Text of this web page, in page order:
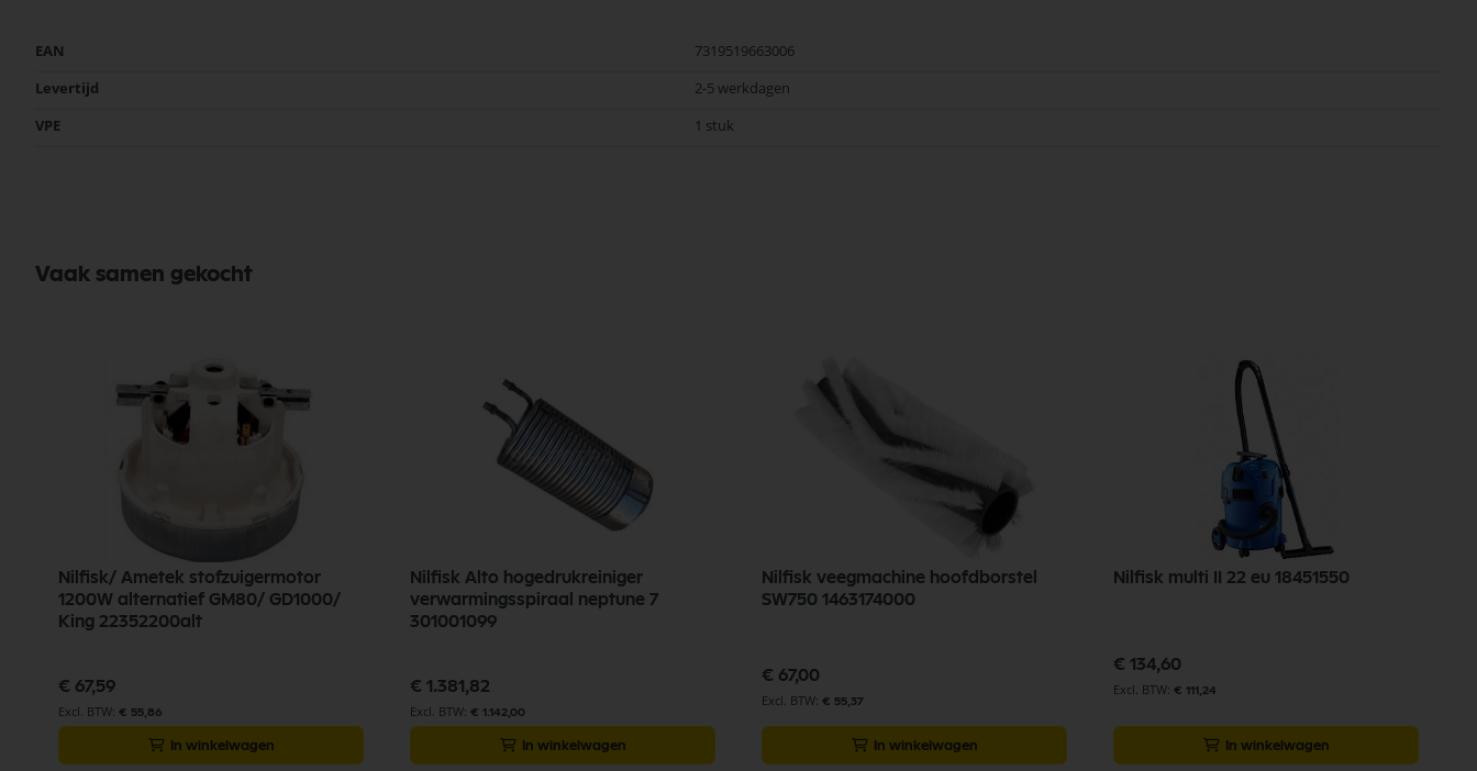
Meer
EAN
7319519663006
Levertijd
2-5 werkdagen
VPE
1 stuk
Vaak samen gekocht
Nilfisk/ Ametek stofzuigermotor
1200W alternatief GM80/ GD1000/
King 22352200alt
€ 67,59
€ 55,86
In winkelwagen
Nilfisk Alto hogedrukreiniger
verwarmingsspiraal neptune 7
301001099
€ 1.381,82
€ 1.142,00
In winkelwagen
Nilfisk veegmachine hoofdborstel
SW750 1463174000
€ 67,00
€ 55,37
In winkelwagen
Nilfisk multi II 22 eu 18451550
€ 134,60
€ 111,24
In winkelwagen